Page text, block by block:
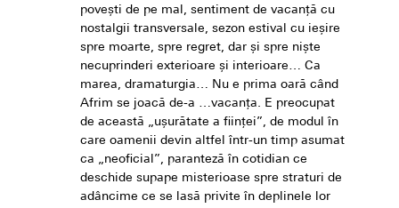
povești de pe mal, sentiment de vacanță cu
nostalgii transversale, sezon estival cu ieșire
spre moarte, spre regret, dar și spre niște
necuprinderi exterioare și interioare… Ca
marea, dramaturgia… Nu e prima oară când
Afrim se joacă de-a …vacanța. E preocupat
de această „ușurătate a ființei”, de modul în
care oamenii devin altfel într-un timp asumat
ca „neoficial”, paranteză în cotidian ce
deschide supape misterioase spre straturi de
adâncime ce se lasă privite în deplinele lor